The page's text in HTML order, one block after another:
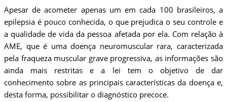
Apesar de acometer apenas um em cada 100 brasileiros, a
epilepsia é pouco conhecida, o que prejudica o seu controle e
a qualidade de vida da pessoa afetada por ela. Com relação à
AME, que é uma doença neuromuscular rara, caracterizada
pela fraqueza muscular grave progressiva, as informações são
ainda mais restritas e a lei tem o objetivo de dar
conhecimento sobre as principais características da doença e,
desta forma, possibilitar o diagnóstico precoce.